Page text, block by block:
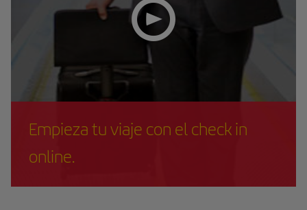
Empieza tu viaje con el check in
online.